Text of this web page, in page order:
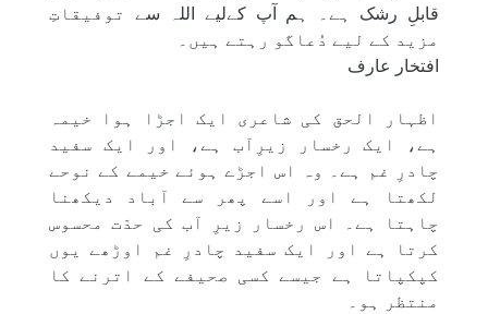
قابلِ رشک ہے۔ ہم آپ کےلیے اللہ سے ‎توفیقاتِ
مزید کے لیے دُعاگو رہتے ہیں۔
افتخار عارف
اظہار الحق کی شاعری ایک اجڑا ہوا خیمہ
ہے، ایک رخسار زیرِآب ہے، اور ایک سفید
چادرِ غم ہے۔ وہ اس اجڑے ہوئے خیمے کے نوحے
لکھتا ہے اور اسے پھر سے آباد دیکھنا
چاہتا ہے۔ اس رخسار زیرِ آب کی حدّت محسوس
کرتا ہے اور ایک سفید چادرِ غم اوڑھے یوں
کپکپاتا ہے جیسے کسی صحیفے کے اترنے کا
منتظر ہو۔